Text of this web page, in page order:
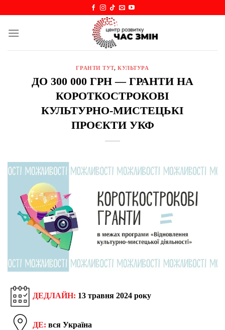
content
ГРАНТИ ТУТ,КУЛЬТУРА
ДО 300 000 ГРН — ГРАНТИ НА
КОРОТКОСТРОКОВІ
КУЛЬТУРНО-МИСТЕЦЬКІ
ПРОЄКТИ УКФ
ДЕДЛАЙН: 13 травня 2024 року
ДЕ: вся Україна